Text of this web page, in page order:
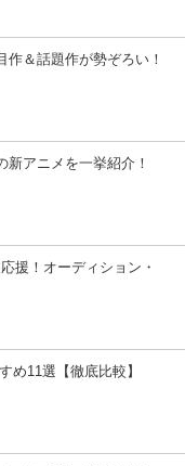
作＆話題作が勢ぞろい！
新アニメを一挙紹介！
援！オーディション・
め11選【徹底比較】